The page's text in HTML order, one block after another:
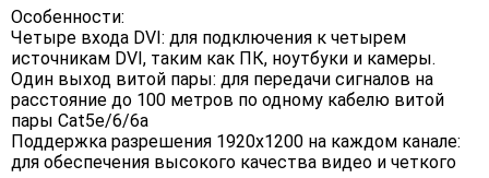
Особенности:
Четыре входа DVI: для подключения к четырем
источникам DVI, таким как ПК, ноутбуки и камеры.
Один выход витой пары: для передачи сигналов на
расстояние до 100 метров по одному кабелю витой
пары Cat5e/6/6a
Поддержка разрешения 1920x1200 на каждом канале:
для обеспечения высокого качества видео и четкого